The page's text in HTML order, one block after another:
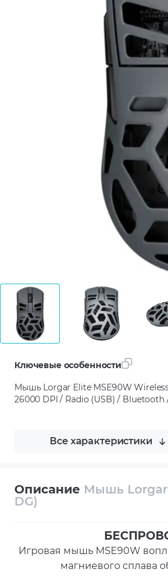
Ключевые особенности
Мышь Lorgar Elite MSE90W
26000 DPI / Radio (USB) / Bluetooth
Все характеристики
Описание Мышь Lorgar
DG)
Игровая мышь MSE90W
магниевого сплава